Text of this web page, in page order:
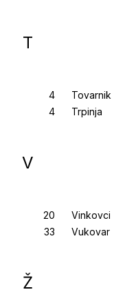
T
Tovarnik
Trpinja
V
Vinkovci
Vukovar
Ž